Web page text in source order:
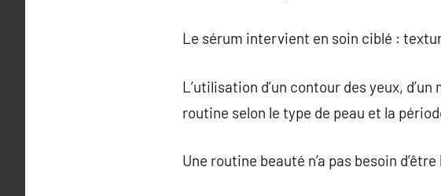
Le sérum intervient en soin ciblé :
L’utilisation d’un contour des yeux,
routine selon le type de peau et la
Une routine beauté n’a pas besoin